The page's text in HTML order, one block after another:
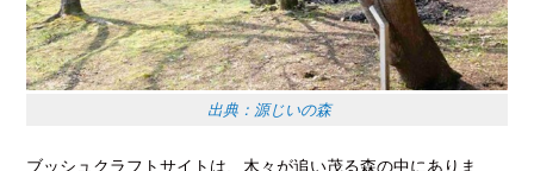
出典：源じいの森
ブッシュクラフトサイトは、木々が追い茂る森の中にありま